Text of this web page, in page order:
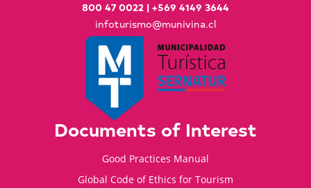
800 47 0022 | +569 4149 3644
infoturismo@munivina.cl
Documents of Interest
Good Practices Manual
Global Code of Ethics for Tourism